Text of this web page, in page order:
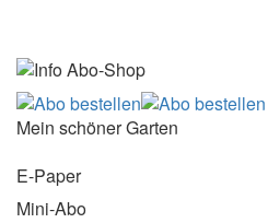
Mein schöner Garten
E-Paper
Mini-Abo